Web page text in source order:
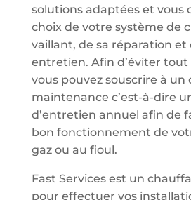
solutions adaptées et vous
choix de votre système de
vaillant, de sa réparation et
entretien. Afin d’éviter
vous pouvez souscrire à un
maintenance c’est-à-dire
d’entretien annuel afin de
bon fonctionnement de
gaz ou au fioul.
Fast Services est un
pour effectuer vos